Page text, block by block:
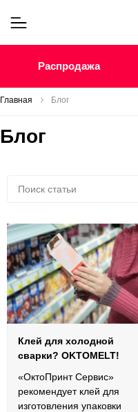
Распродажа
Главная Блог
Блог
Клей для холодной
сварки? OKTOMELT!
«ОктоПринт Сервис»
рекомендует клей для
изготовления упаковки